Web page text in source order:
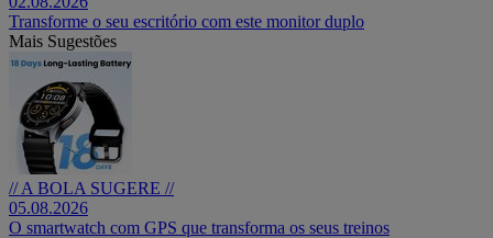
Transforme o seu escritório com este monitor duplo
Mais Sugestões
// A BOLA SUGERE //
05.08.2026
O smartwatch com GPS que transforma os seus treinos